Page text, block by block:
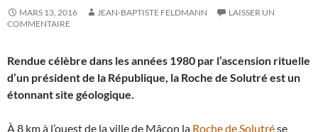
MARS 13, 2016 JEAN-BAPTISTE FELDMANN
LAISSER UN
COMMENTAIRE
Rendue célèbre dans les années 1980 par l’ascension rituelle
d’un président de la République, la Roche de Solutré est un
étonnant site géologique.
À 8 km à l’ouest de la ville de Mâcon la Roche de Solutrése